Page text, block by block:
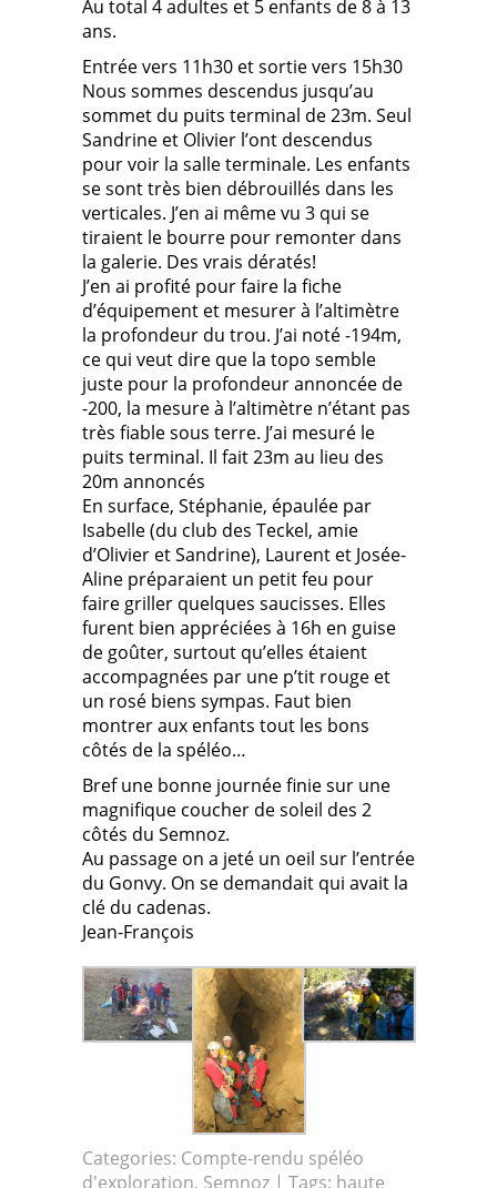
Au total 4 adultes et 5 enfants de 8 à 13
ans.
Entrée vers 11h30 et sortie vers 15h30
Nous sommes descendus jusqu’au
sommet du puits terminal de 23m. Seul
Sandrine et Olivier l’ont descendus
pour voir la salle terminale. Les enfants
se sont très bien débrouillés dans les
verticales. J’en ai même vu 3 qui se
tiraient le bourre pour remonter dans
la galerie. Des vrais dératés!
J’en ai profité pour faire la fiche
d’équipement et mesurer à l’altimètre
la profondeur du trou. J’ai noté -194m,
ce qui veut dire que la topo semble
juste pour la profondeur annoncée de
-200, la mesure à l’altimètre n’étant pas
très fiable sous terre. J’ai mesuré le
puits terminal. Il fait 23m au lieu des
20m annoncés
En surface, Stéphanie, épaulée par
Isabelle (du club des Teckel, amie
d’Olivier et Sandrine), Laurent et Josée-
Aline préparaient un petit feu pour
faire griller quelques saucisses. Elles
furent bien appréciées à 16h en guise
de goûter, surtout qu’elles étaient
accompagnées par une p’tit rouge et
un rosé biens sympas. Faut bien
montrer aux enfants tout les bons
côtés de la spéléo…
Bref une bonne journée finie sur une
magnifique coucher de soleil des 2
côtés du Semnoz.
Au passage on a jeté un oeil sur l’entrée
du Gonvy. On se demandait qui avait la
clé du cadenas.
Jean-François
Categories: Compte-rendu spéléo
d'exploration, Semnoz | Tags: haute